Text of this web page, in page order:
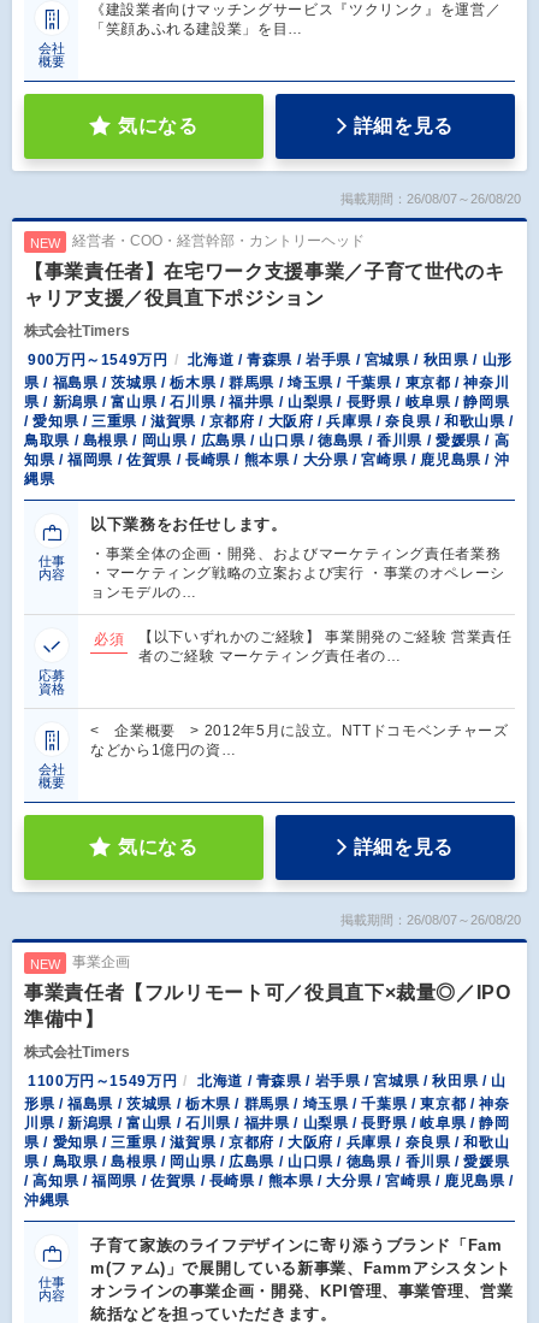
会社
概要
《建設業者向けマッチングサービス『ツクリンク』を運営／
「笑顔あふれる建設業」を目…
気になる 詳細を見る
掲載期間：26/08/07～26/08/20
NEW 経営者・COO・経営幹部・カントリーヘッド
【事業責任者】在宅ワーク支援事業／子育て世代のキ
ャリア支援／役員直下ポジション
株式会社Timers
900万円～1549万円
北海道 / 青森県 / 岩手県 / 宮城県 / 秋田県 / 山形
県 / 福島県 / 茨城県 / 栃木県 / 群馬県 / 埼玉県 / 千葉県 / 東京都 / 神奈川
県 / 新潟県 / 富山県 / 石川県 / 福井県 / 山梨県 / 長野県 / 岐阜県 / 静岡県
/ 愛知県 / 三重県 / 滋賀県 / 京都府 / 大阪府 / 兵庫県 / 奈良県 / 和歌山県 /
鳥取県 / 島根県 / 岡山県 / 広島県 / 山口県 / 徳島県 / 香川県 / 愛媛県 / 高
知県 / 福岡県 / 佐賀県 / 長崎県 / 熊本県 / 大分県 / 宮崎県 / 鹿児島県 / 沖
縄県
仕事
内容
以下業務をお任せします。
・事業全体の企画・開発、およびマーケティング責任者業務
・マーケティング戦略の立案および実行 ・事業のオペレーシ
ョンモデルの…
応募
資格
必須
【以下いずれかのご経験】 事業開発のご経験 営業責任
者のご経験 マーケティング責任者の…
会社
概要
< 企業概要 > 2012年5月に設立。NTTドコモベンチャーズ
などから1億円の資…
気になる 詳細を見る
掲載期間：26/08/07～26/08/20
NEW 事業企画
事業責任者【フルリモート可／役員直下×裁量◎／IPO
準備中】
株式会社Timers
1100万円～1549万円
北海道 / 青森県 / 岩手県 / 宮城県 / 秋田県 / 山
形県 / 福島県 / 茨城県 / 栃木県 / 群馬県 / 埼玉県 / 千葉県 / 東京都 / 神奈
川県 / 新潟県 / 富山県 / 石川県 / 福井県 / 山梨県 / 長野県 / 岐阜県 / 静岡
県 / 愛知県 / 三重県 / 滋賀県 / 京都府 / 大阪府 / 兵庫県 / 奈良県 / 和歌山
県 / 鳥取県 / 島根県 / 岡山県 / 広島県 / 山口県 / 徳島県 / 香川県 / 愛媛県
/ 高知県 / 福岡県 / 佐賀県 / 長崎県 / 熊本県 / 大分県 / 宮崎県 / 鹿児島県 /
沖縄県
仕事
内容
子育て家族のライフデザインに寄り添うブランド「Fam
m(ファム)」で展開している新事業、Fammアシスタント
オンラインの事業企画・開発、KPI管理、事業管理、営業
統括などを担っていただきます。